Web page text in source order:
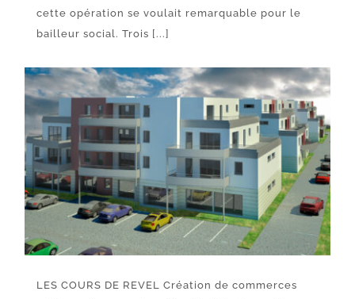
cette opération se voulait remarquable pour le
bailleur social. Trois [...]
LES COURS DE REVEL Création de commerces